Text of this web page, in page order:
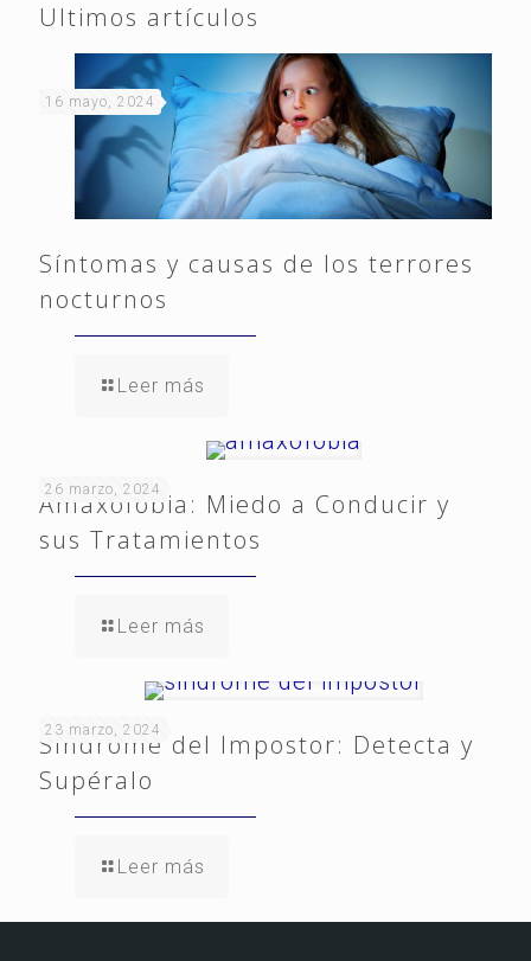
Ultimos artículos
16 mayo, 2024
Síntomas y causas de los terrores
nocturnos
Leer más
26 marzo, 2024
Amaxofobia: Miedo a Conducir y
sus Tratamientos
Leer más
23 marzo, 2024
Síndrome del Impostor: Detecta y
Supéralo
Leer más